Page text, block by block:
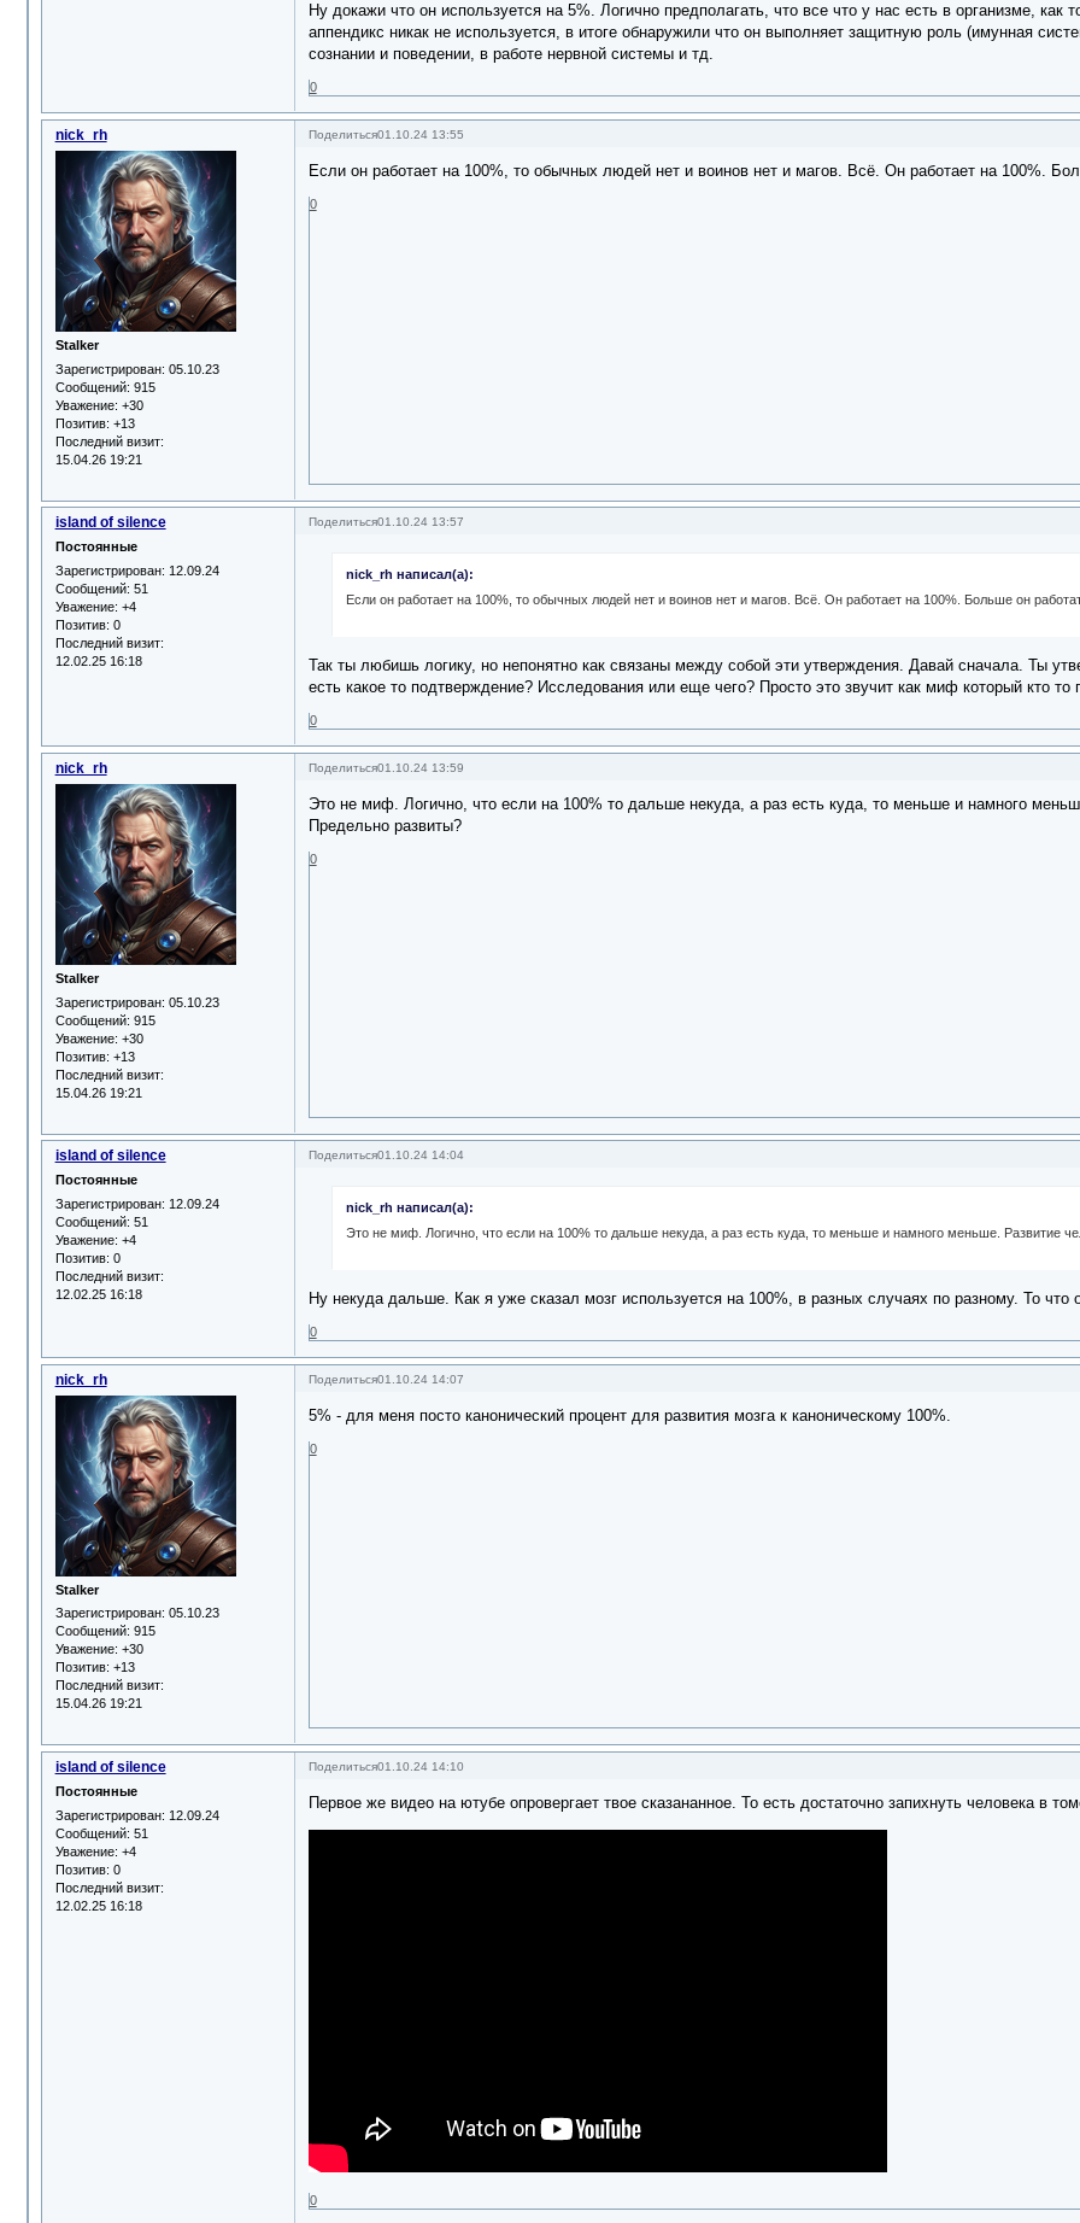
Ну докажи что он используется на 5%. Логично предполагать, что все что у нас есть в организме, как
аппендикс никак не используется, в итоге обнаружили что он выполняет защитную роль (имунная
сознании и поведении, в работе нервной системы и тд.
0
Поделиться01.10.24 13:55
nick_rh
Stalker
Зарегистрирован: 05.10.23
Сообщений: 915
Уважение: +30
Позитив: +13
Последний визит:
15.04.26 19:21
Если он работает на 100%, то обычных людей нет и воинов нет и магов. Всё. Он работает на 100%.
0
Поделиться01.10.24 13:57
island of silence
Постоянные
Зарегистрирован: 12.09.24
Сообщений: 51
Уважение: +4
Позитив: 0
Последний визит:
12.02.25 16:18
nick_rh написал(а):
Если он работает на 100%, то обычных людей нет и воинов нет и магов. Всё. Он работает на 100%. Больше он
Так ты любишь логику, но непонятно как связаны между собой эти утверждения. Давай сначала. Ты
есть какое то подтверждение? Исследования или еще чего? Просто это звучит как миф который кто то
0
Поделиться01.10.24 13:59
nick_rh
Stalker
Зарегистрирован: 05.10.23
Сообщений: 915
Уважение: +30
Позитив: +13
Последний визит:
15.04.26 19:21
Это не миф. Логично, что если на 100% то дальше некуда, а раз есть куда, то меньше и намного
Предельно развиты?
0
Поделиться01.10.24 14:04
island of silence
Постоянные
Зарегистрирован: 12.09.24
Сообщений: 51
Уважение: +4
Позитив: 0
Последний визит:
12.02.25 16:18
nick_rh написал(а):
Это не миф. Логично, что если на 100% то дальше некуда, а раз есть куда, то меньше и намного меньше. Развитие
Ну некуда дальше. Как я уже сказал мозг используется на 100%, в разных случаях по разному. То
0
Поделиться01.10.24 14:07
nick_rh
Stalker
Зарегистрирован: 05.10.23
Сообщений: 915
Уважение: +30
Позитив: +13
Последний визит:
15.04.26 19:21
5% - для меня посто канонический процент для развития мозга к каноническому 100%.
0
Поделиться01.10.24 14:10
island of silence
Постоянные
Зарегистрирован: 12.09.24
Сообщений: 51
Уважение: +4
Позитив: 0
Последний визит:
12.02.25 16:18
Первое же видео на ютубе опровергает твое сказананное. То есть достаточно запихнуть человека в
0